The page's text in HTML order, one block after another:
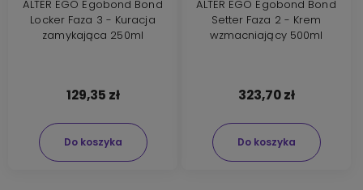
ALTER EGO Egobond Bond
Locker Faza 3 - Kuracja
zamykająca 250ml
129,35 zł
Do koszyka
ALTER EGO Egobond Bond
Setter Faza 2 - Krem
wzmacniający 500ml
323,70 zł
Do koszyka